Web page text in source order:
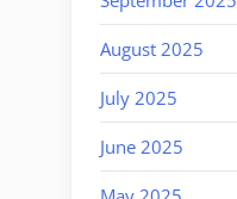
August 2025
July 2025
June 2025